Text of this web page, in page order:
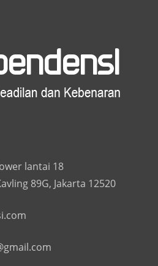
lantai 18
89G, Jakarta 12520